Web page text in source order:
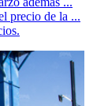
precio de la ...